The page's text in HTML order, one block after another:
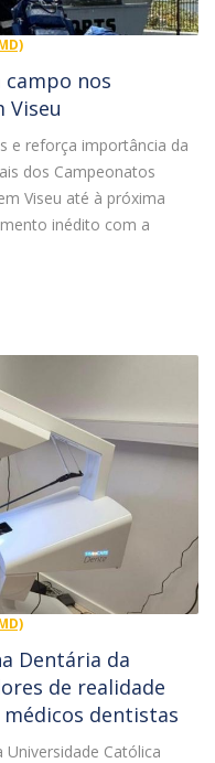
nos
Viseu
e reforça importância da
dos Campeonatos
Viseu até à próxima
inédito com a
Dentária da
de realidade
dentistas
Católica